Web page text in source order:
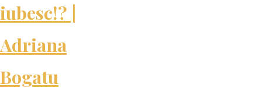
iubesc!? |
Adriana
Bogatu